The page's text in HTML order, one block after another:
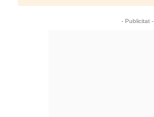
- Publicitat -